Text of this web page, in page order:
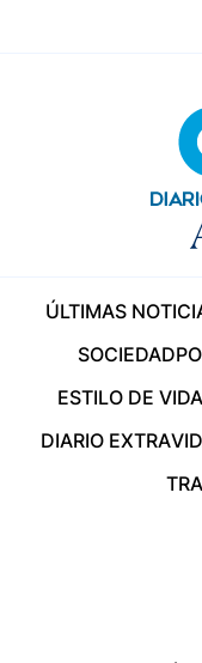
ÚLTIMAS
SOCIEDAD
ESTILO DE VIDA
DIARIO EXTRA